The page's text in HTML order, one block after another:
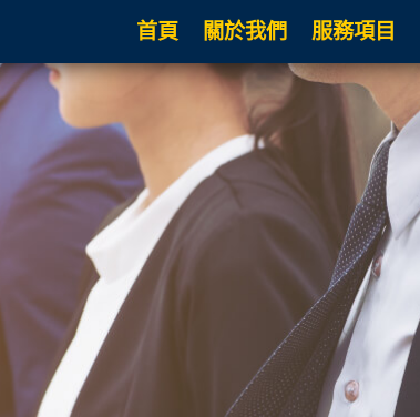
首頁 關於我們 服務項目